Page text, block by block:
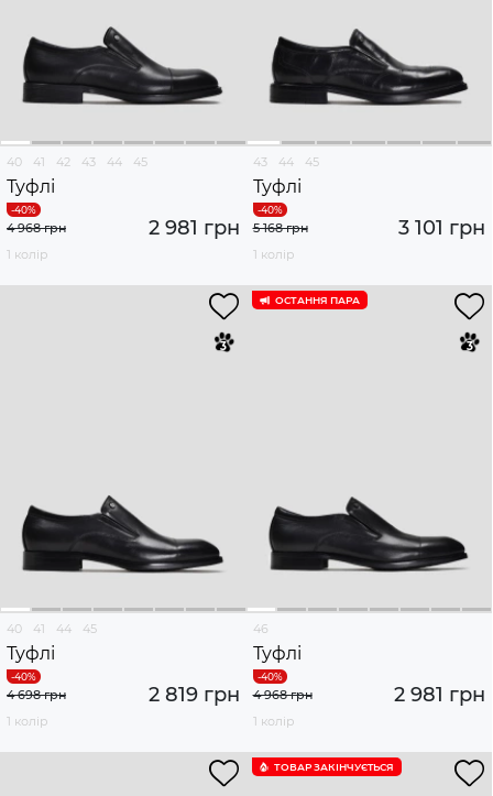
40 41 42 43 44 45
Туфлі
2 981 грн
4 968 грн
1 колір
43 44 45
Туфлі
3 101 грн
5 168 грн
1 колір
40 41 44 45
Туфлі
2 819 грн
4 698 грн
1 колір
ОСТАННЯ ПАРА
46
Туфлі
2 981 грн
4 968 грн
1 колір
ТОВАР ЗАКІНЧУЄTЬСЯ